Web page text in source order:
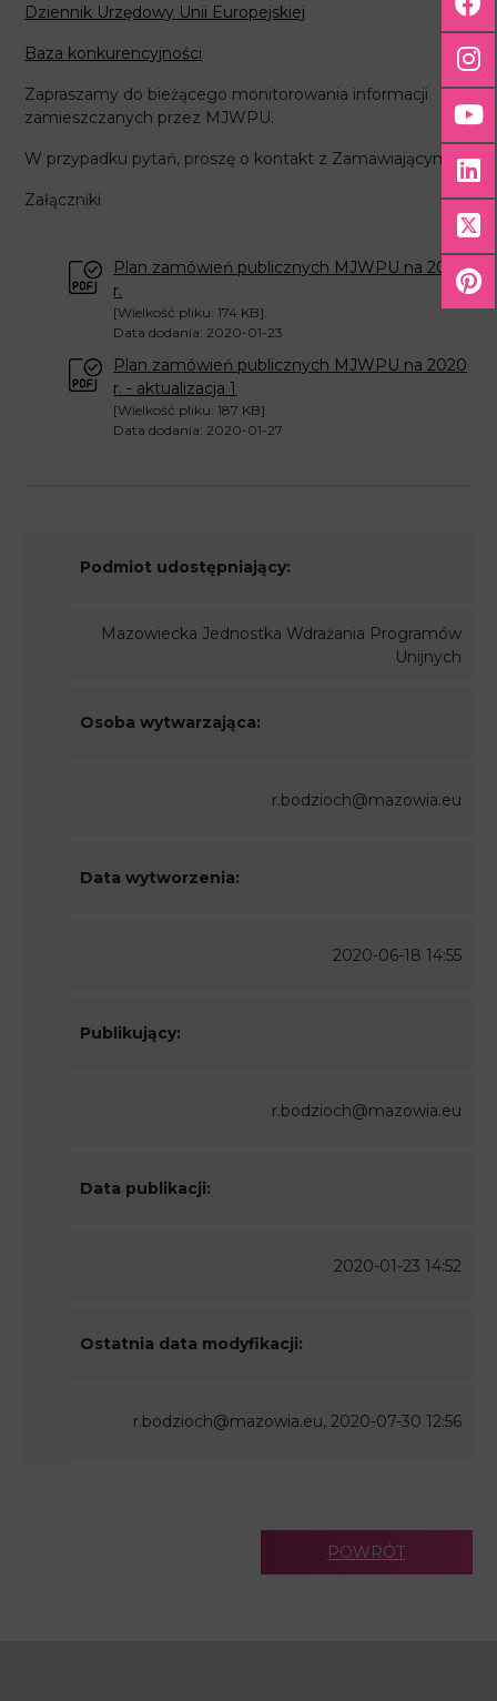
Dziennik Urzędowy Unii Europejskiej
Baza konkurencyjności
Zapraszamy do bieżącego monitorowania informacji
zamieszczanych przez MJWPU.
W przypadku pytań, proszę o kontakt z Zamawiającym.
Załączniki
Plan zamówień publicznych MJWPU na 2020
r.
[Wielkość pliku: 174 KB].
Data dodania: 2020-01-23
Plan zamówień publicznych MJWPU na 2020
r. - aktualizacja 1
[Wielkość pliku: 187 KB].
Data dodania: 2020-01-27
Podmiot udostępniający:
Mazowiecka Jednostka Wdrażania Programów
Unijnych
Osoba wytwarzająca:
r.bodzioch@mazowia.eu
Data wytworzenia:
2020-06-18 14:55
Publikujący:
r.bodzioch@mazowia.eu
Data publikacji:
2020-01-23 14:52
Ostatnia data modyfikacji:
r.bodzioch@mazowia.eu, 2020-07-30 12:56
POWRÓT